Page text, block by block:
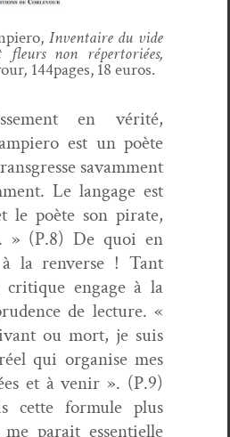
Inven­taire du vide
fleurs non réper­toriées,
, 144pages, 18 euros.
en vérité,
est un poète
savam­ment
Le lan­gage est
le poète son pirate,
» (P.8) De quoi en
la ren­verse ! Tant
cri­tique engage à la
de lec­ture. «
ou mort, je suis
qui organ­ise mes
et à venir ». (P.9)
cette for­mule plus
parait essen­tielle